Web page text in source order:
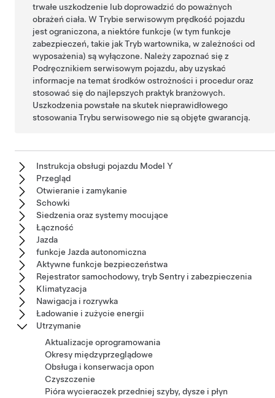
trwałe uszkodzenie lub doprowadzić do poważnych
obrażeń ciała. W Trybie serwisowym prędkość pojazdu
jest ograniczona, a niektóre funkcje (w tym funkcje
zabezpieczeń, takie jak Tryb wartownika, w zależności od
wyposażenia) są wyłączone. Należy zapoznać się z
Podręcznikiem serwisowym pojazdu, aby uzyskać
informacje na temat środków ostrożności i procedur oraz
stosować się do najlepszych praktyk branżowych.
Uszkodzenia powstałe na skutek nieprawidłowego
stosowania Trybu serwisowego nie są objęte gwarancją.
Instrukcja obsługi pojazdu Model Y
Przegląd
Otwieranie i zamykanie
Schowki
Siedzenia oraz systemy mocujące
Łączność
Jazda
funkcje Jazda autonomiczna
Aktywne funkcje bezpieczeństwa
Rejestrator samochodowy, tryb Sentry i zabezpieczenia
Klimatyzacja
Nawigacja i rozrywka
Ładowanie i zużycie energii
Utrzymanie
Aktualizacje oprogramowania
Okresy międzyprzeglądowe
Obsługa i konserwacja opon
Czyszczenie
Pióra wycieraczek przedniej szyby, dysze i płyn